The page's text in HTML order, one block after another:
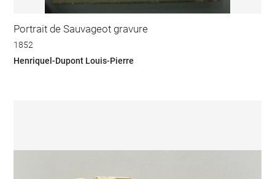
Portrait de Sauvageot gravure
1852
Henriquel-Dupont Louis-Pierre